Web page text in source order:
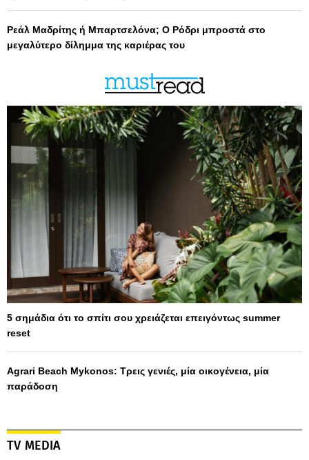
Ρεάλ Μαδρίτης ή Μπαρτσελόνα; Ο Ρόδρι μπροστά στο
μεγαλύτερο δίλημμα της καριέρας του
5 σημάδια ότι το σπίτι σου χρειάζεται επειγόντως summer
reset
Agrari Beach Mykonos: Τρεις γενιές, μία οικογένεια, μία
παράδοση
TV MEDIA